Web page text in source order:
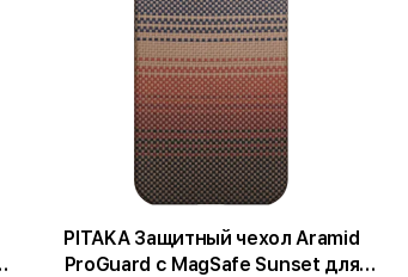
PITAKA Защитный чехол Aramid
ProGuard с MagSafe Sunset для